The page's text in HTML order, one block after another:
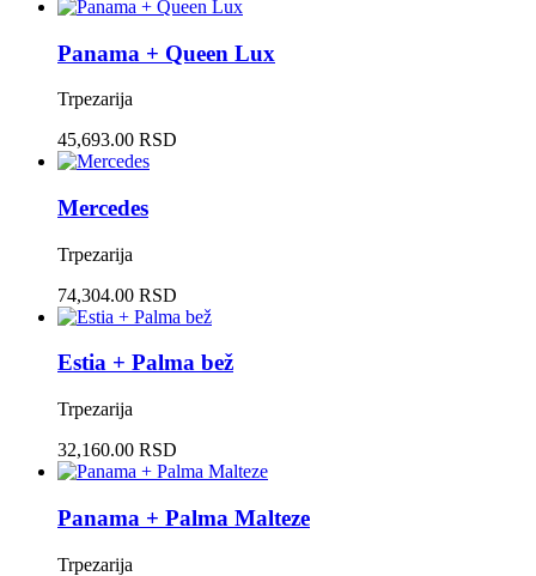
Panama + Queen Lux
Trpezarija
45,693.00 RSD
Mercedes
Trpezarija
74,304.00 RSD
Estia + Palma bež
Trpezarija
32,160.00 RSD
Panama + Palma Malteze
Trpezarija